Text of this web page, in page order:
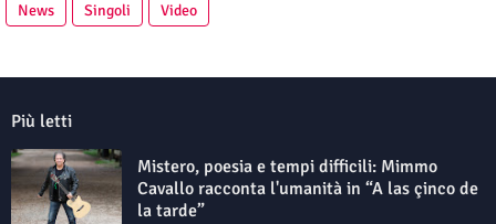
News
Singoli Video
Più letti
Mistero, poesia e tempi difficili: Mimmo
Cavallo racconta l'umanità in “A las çinco de
la tarde”